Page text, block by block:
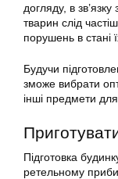
догляду, в
тварин слід
порушень в стані
Будучи
зможе вибрати
інші предмети
Підготовка
ретельному